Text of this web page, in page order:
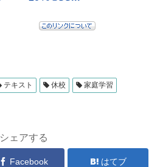
テキスト 休校
家庭学習
シェアする
Facebook はてブ